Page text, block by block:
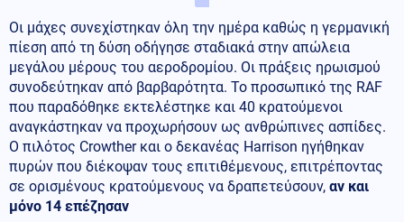
Οι μάχες συνεχίστηκαν όλη την ημέρα καθώς η γερμανική
πίεση από τη δύση οδήγησε σταδιακά στην απώλεια
μεγάλου μέρους του αεροδρομίου. Οι πράξεις ηρωισμού
συνοδεύτηκαν από βαρβαρότητα. Το προσωπικό της RAF
που παραδόθηκε εκτελέστηκε και 40 κρατούμενοι
αναγκάστηκαν να προχωρήσουν ως ανθρώπινες ασπίδες.
Ο πιλότος Crowther και ο δεκανέας Harrison ηγήθηκαν
πυρών που διέκοψαν τους επιτιθέμενους, επιτρέποντας
σε ορισμένους κρατούμενους να δραπετεύσουν, αν και
μόνο 14 επέζησαν